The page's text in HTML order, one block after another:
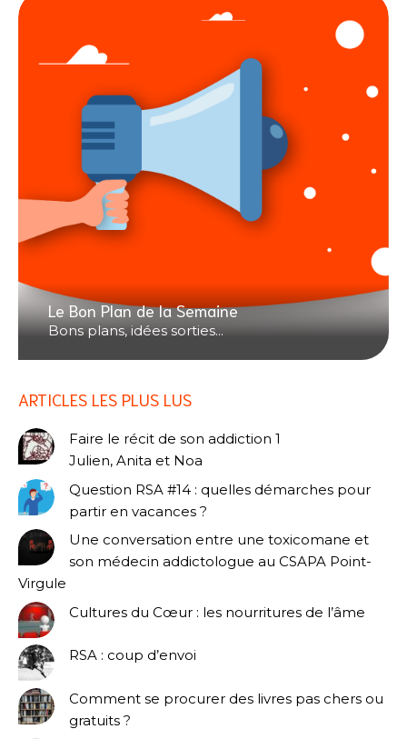
Le Bon Plan de la Semaine
Bons plans, idées sorties...
ARTICLES LES PLUS LUS
Faire le récit de son addiction 1
Julien, Anita et Noa
Question RSA #14 : quelles démarches pour
partir en vacances ?
Une conversation entre une toxicomane et
son médecin addictologue au CSAPA Point-
Virgule
Cultures du Cœur : les nourritures de l’âme
RSA : coup d’envoi
Comment se procurer des livres pas chers ou
gratuits ?